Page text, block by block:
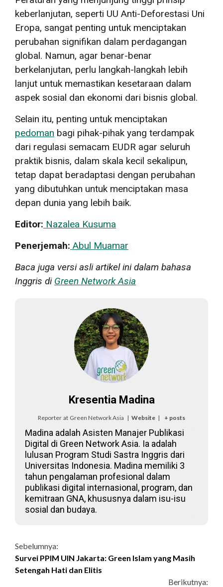
keberlanjutan, seperti UU Anti-Deforestasi Uni
Eropa, sangat penting untuk menciptakan
perubahan signifikan dalam perdagangan
global. Namun, agar benar-benar
berkelanjutan, perlu langkah-langkah lebih
lanjut untuk memastikan kesetaraan dalam
aspek sosial dan ekonomi dari bisnis global.
Selain itu, penting untuk menciptakan
pedoman bagi pihak-pihak yang terdampak
dari regulasi semacam EUDR agar seluruh
praktik bisnis, dalam skala kecil sekalipun,
tetap dapat beradaptasi dengan perubahan
yang dibutuhkan untuk menciptakan masa
depan dunia yang lebih baik.
Editor: Nazalea Kusuma
Penerjemah: Abul Muamar
Baca juga versi asli artikel ini dalam bahasa
Inggris di Green Network Asia
Kresentia Madina
Reporter at Green Network Asia | Website | + posts
Madina adalah Asisten Manajer Publikasi
Digital di Green Network Asia. Ia adalah
lulusan Program Studi Sastra Inggris dari
Universitas Indonesia. Madina memiliki 3
tahun pengalaman profesional dalam
publikasi digital internasional, program, dan
kemitraan GNA, khususnya dalam isu-isu
sosial dan budaya.
Continue
Reading
Sebelumnya:
Survei PPIM UIN Jakarta: Green Islam yang Masih
Setengah Hati dan Elitis
Berikutnya: